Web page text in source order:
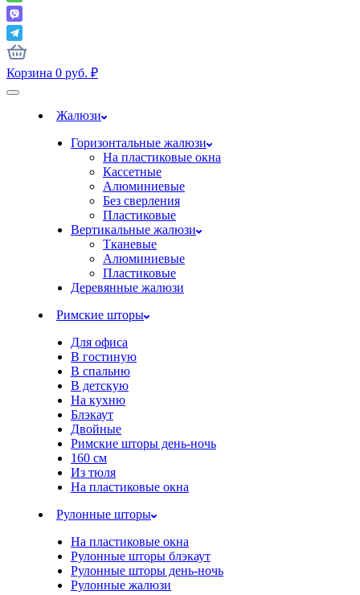
Корзина 0 руб. ₽
Жалюзи
Горизонтальные жалюзи
На пластиковые окна
Кассетные
Алюминиевые
Без сверления
Пластиковые
Вертикальные жалюзи
Тканевые
Алюминиевые
Пластиковые
Деревянные жалюзи
Римские шторы
Для офиса
В гостиную
В спальню
В детскую
На кухню
Блэкаут
Двойные
Римские шторы день-ночь
160 см
Из тюля
На пластиковые окна
Рулонные шторы
На пластиковые окна
Рулонные шторы блэкаут
Рулонные шторы день-ночь
Рулонные жалюзи